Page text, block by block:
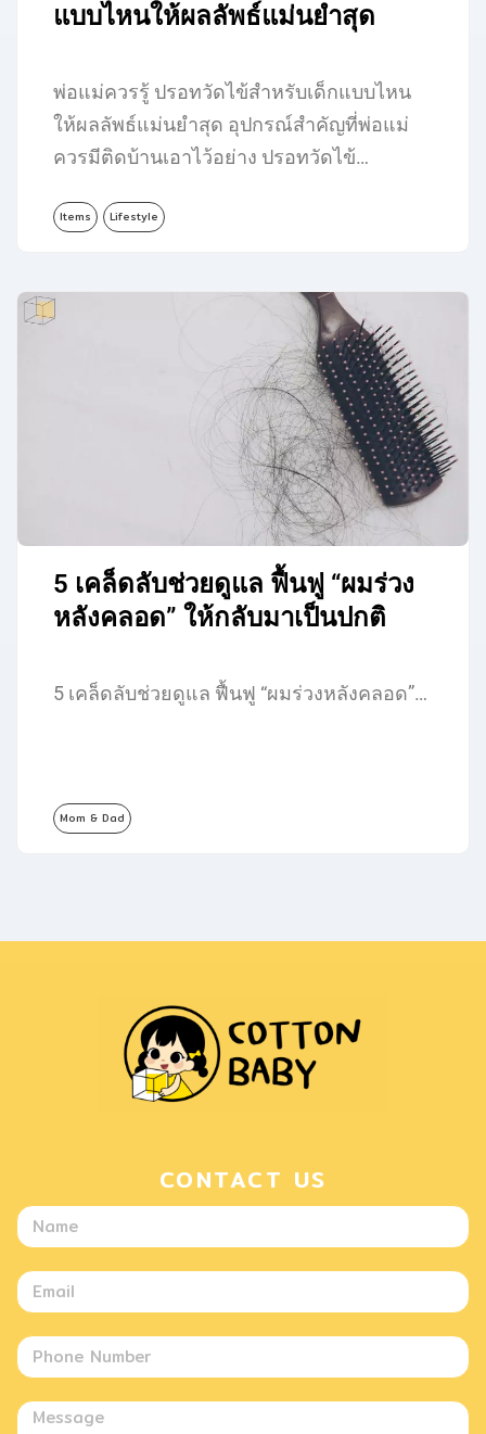
แบบไหนให้ผลลัพธ์แม่นยำสุด
พ่อแม่ควรรู้ ปรอทวัดไข้สำหรับเด็กแบบไหน
ให้ผลลัพธ์แม่นยำสุด อุปกรณ์สำคัญที่พ่อแม่
ควรมีติดบ้านเอาไว้อย่าง ปรอทวัดไข้…
Items Lifestyle
5 เคล็ดลับช่วยดูแล ฟื้นฟู “ผมร่วง
หลังคลอด” ให้กลับมาเป็นปกติ
5 เคล็ดลับช่วยดูแล ฟื้นฟู “ผมร่วงหลังคลอด”…
Mom & Dad
CONTACT US